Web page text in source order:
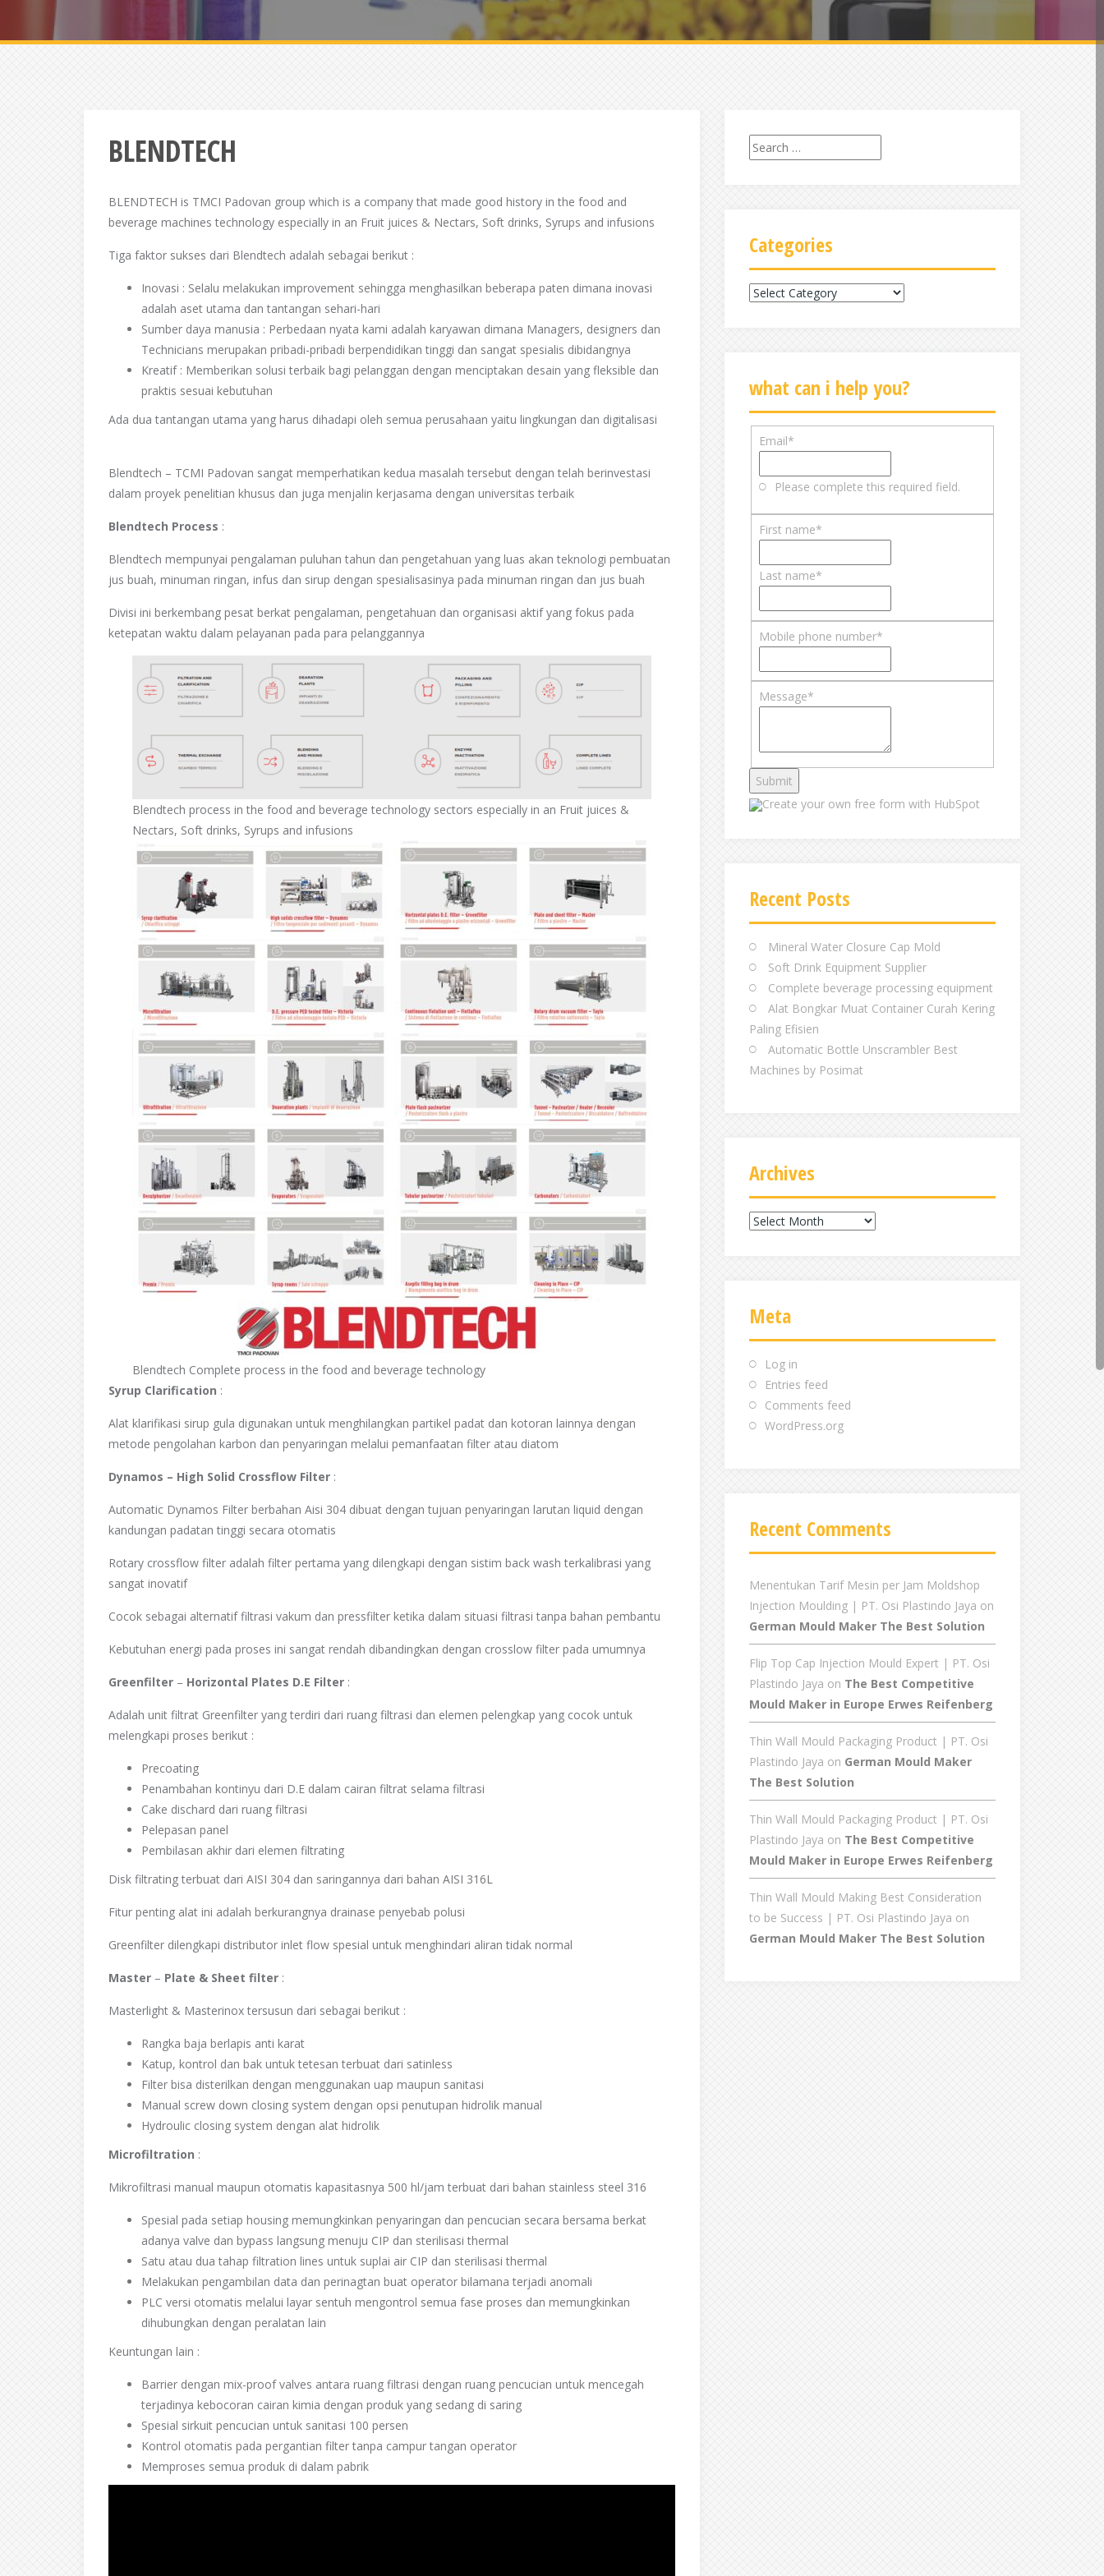
BLENDTECH
BLENDTECH is TMCI Padovan group which is a company that made good history in the food and
beverage machines technology especially in an Fruit juices & Nectars, Soft drinks, Syrups and infusions
Tiga faktor sukses dari Blendtech adalah sebagai berikut :
Inovasi : Selalu melakukan improvement sehingga menghasilkan beberapa paten dimana inovasi
adalah aset utama dan tantangan sehari-hari
Sumber daya manusia : Perbedaan nyata kami adalah karyawan dimana Managers, designers dan
Technicians merupakan pribadi-pribadi berpendidikan tinggi dan sangat spesialis dibidangnya
Kreatif : Memberikan solusi terbaik bagi pelanggan dengan menciptakan desain yang fleksible dan
praktis sesuai kebutuhan
Ada dua tantangan utama yang harus dihadapi oleh semua perusahaan yaitu lingkungan dan digitalisasi
Blendtech – TCMI Padovan sangat memperhatikan kedua masalah tersebut dengan telah berinvestasi
dalam proyek penelitian khusus dan juga menjalin kerjasama dengan universitas terbaik
Blendtech Process :
Blendtech mempunyai pengalaman puluhan tahun dan pengetahuan yang luas akan teknologi pembuatan
jus buah, minuman ringan, infus dan sirup dengan spesialisasinya pada minuman ringan dan jus buah
Divisi ini berkembang pesat berkat pengalaman, pengetahuan dan organisasi aktif yang fokus pada
ketepatan waktu dalam pelayanan pada para pelanggannya
Blendtech process in the food and beverage technology sectors especially in an Fruit juices &
Nectars, Soft drinks, Syrups and infusions
Blendtech Complete process in the food and beverage technology
Syrup Clarification :
Alat klarifikasi sirup gula digunakan untuk menghilangkan partikel padat dan kotoran lainnya dengan
metode pengolahan karbon dan penyaringan melalui pemanfaatan filter atau diatom
Dynamos – High Solid Crossflow Filter :
Automatic Dynamos Filter berbahan Aisi 304 dibuat dengan tujuan penyaringan larutan liquid dengan
kandungan padatan tinggi secara otomatis
Rotary crossflow filter adalah filter pertama yang dilengkapi dengan sistim back wash terkalibrasi yang
sangat inovatif
Cocok sebagai alternatif filtrasi vakum dan pressfilter ketika dalam situasi filtrasi tanpa bahan pembantu
Kebutuhan energi pada proses ini sangat rendah dibandingkan dengan crosslow filter pada umumnya
Greenfilter – Horizontal Plates D.E Filter :
Adalah unit filtrat Greenfilter yang terdiri dari ruang filtrasi dan elemen pelengkap yang cocok untuk
melengkapi proses berikut :
Precoating
Penambahan kontinyu dari D.E dalam cairan filtrat selama filtrasi
Cake dischard dari ruang filtrasi
Pelepasan panel
Pembilasan akhir dari elemen filtrating
Disk filtrating terbuat dari AISI 304 dan saringannya dari bahan AISI 316L
Fitur penting alat ini adalah berkurangnya drainase penyebab polusi
Greenfilter dilengkapi distributor inlet flow spesial untuk menghindari aliran tidak normal
Master – Plate & Sheet filter :
Masterlight & Masterinox tersusun dari sebagai berikut :
Rangka baja berlapis anti karat
Katup, kontrol dan bak untuk tetesan terbuat dari satinless
Filter bisa disterilkan dengan menggunakan uap maupun sanitasi
Manual screw down closing system dengan opsi penutupan hidrolik manual
Hydroulic closing system dengan alat hidrolik
Microfiltration :
Mikrofiltrasi manual maupun otomatis kapasitasnya 500 hl/jam terbuat dari bahan stainless steel 316
Spesial pada setiap housing memungkinkan penyaringan dan pencucian secara bersama berkat
adanya valve dan bypass langsung menuju CIP dan sterilisasi thermal
Satu atau dua tahap filtration lines untuk suplai air CIP dan sterilisasi thermal
Melakukan pengambilan data dan perinagtan buat operator bilamana terjadi anomali
PLC versi otomatis melalui layar sentuh mengontrol semua fase proses dan memungkinkan
dihubungkan dengan peralatan lain
Keuntungan lain :
Barrier dengan mix-proof valves antara ruang filtrasi dengan ruang pencucian untuk mencegah
terjadinya kebocoran cairan kimia dengan produk yang sedang di saring
Spesial sirkuit pencucian untuk sanitasi 100 persen
Kontrol otomatis pada pergantian filter tanpa campur tangan operator
Memproses semua produk di dalam pabrik
Search
for:
Categories
Categories
what can i help you?
Email*
Please complete this required field.
First name*
Last name*
Mobile phone number*
Message*
Create your own free form with HubSpot
Recent Posts
Mineral Water Closure Cap Mold
Soft Drink Equipment Supplier
Complete beverage processing equipment
Alat Bongkar Muat Container Curah Kering
Paling Efisien
Automatic Bottle Unscrambler Best
Machines by Posimat
Archives
Archives
Meta
Log in
Entries feed
Comments feed
WordPress.org
Recent Comments
Menentukan Tarif Mesin per Jam Moldshop
Injection Moulding | PT. Osi Plastindo Jaya on
German Mould Maker The Best Solution
Flip Top Cap Injection Mould Expert | PT. Osi
Plastindo Jaya on The Best Competitive
Mould Maker in Europe Erwes Reifenberg
Thin Wall Mould Packaging Product | PT. Osi
Plastindo Jaya on German Mould Maker
The Best Solution
Thin Wall Mould Packaging Product | PT. Osi
Plastindo Jaya on The Best Competitive
Mould Maker in Europe Erwes Reifenberg
Thin Wall Mould Making Best Consideration
to be Success | PT. Osi Plastindo Jaya on
German Mould Maker The Best Solution